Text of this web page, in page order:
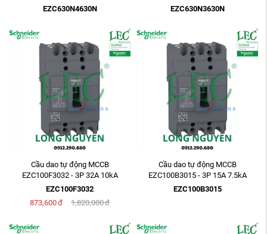
EZC630N4630N
EZC630N3630N
Cầu dao tự động MCCB
EZC100F3032 - 3P 32A 10kA
EZC100F3032
873,600đ 1,820,000đ
Cầu dao tự động MCCB
EZC100B3015 - 3P 15A 7.5kA
EZC100B3015